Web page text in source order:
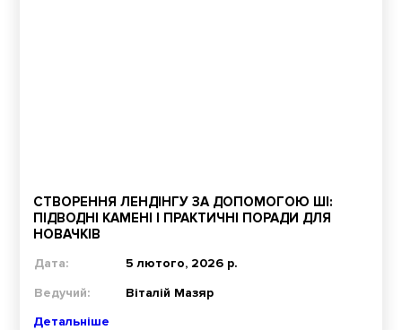
СТВОРЕННЯ ЛЕНДІНГУ ЗА ДОПОМОГОЮ ШІ:
ПІДВОДНІ КАМЕНІ І ПРАКТИЧНІ ПОРАДИ ДЛЯ
НОВАЧКІВ
Дата:
5 лютого, 2026 р.
Ведучий:
Віталій Мазяр
Детальніше